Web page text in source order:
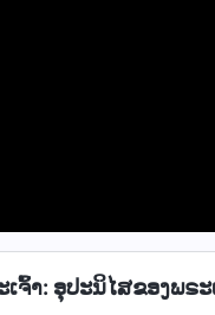
ຈົ້າ: ອຸປະນິໄສຂອງພຣ